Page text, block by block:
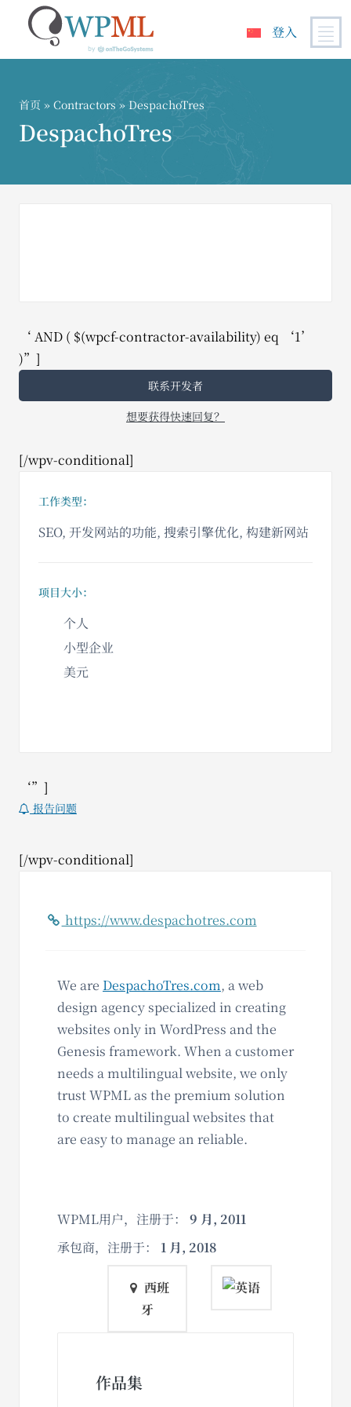
登入
首页 » Contractors » DespachoTres
DespachoTres
‘ AND ( $(wpcf-contractor-availability) eq ‘1’
)”]
联系开发者
想要获得快速回复？
[/wpv-conditional]
工作类型：
SEO, 开发网站的功能, 搜索引擎优化, 构建新网站
项目大小：
个人
小型企业
美元
‘”]
报告问题
[/wpv-conditional]
https://www.despachotres.com
We are DespachoTres.com, a web
design agency specialized in creating
websites only in WordPress and the
Genesis framework. When a customer
needs a multilingual website, we only
trust WPML as the premium solution
to create multilingual websites that
are easy to manage an reliable.
WPML用户，注册于： 9 月, 2011
承包商，注册于： 1 月, 2018
西班
牙
作品集